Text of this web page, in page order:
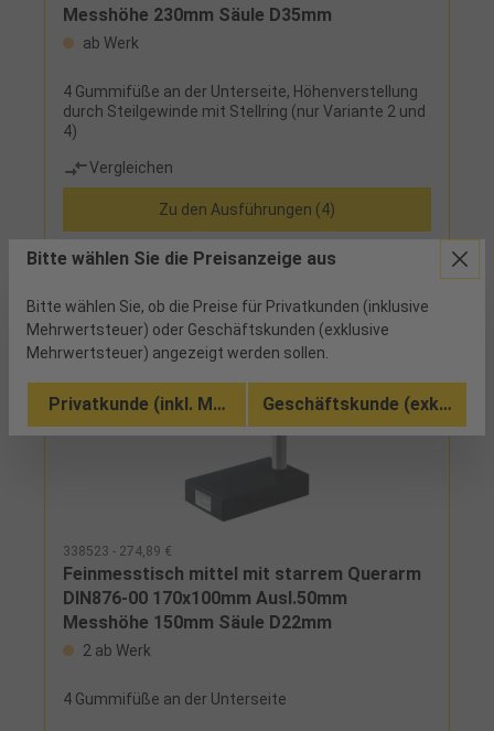
Messhöhe 230mm Säule D35mm
ab Werk
4 Gummifüße an der Unterseite, Höhenverstellung
durch Steilgewinde mit Stellring (nur Variante 2 und
4)
Vergleichen
Zu den Ausführungen (4)
338523 - 274,89 €
Feinmesstisch mittel mit starrem Querarm
DIN876-00 170x100mm Ausl.50mm
Messhöhe 150mm Säule D22mm
2 ab Werk
4 Gummifüße an der Unterseite
Bitte wählen Sie die Preisanzeige aus
Bitte wählen Sie, ob die Preise für Privatkunden (inklusive
Mehrwertsteuer) oder Geschäftskunden (exklusive
Mehrwertsteuer) angezeigt werden sollen.
Privatkunde (inkl. MwSt.) Geschäftskunde (exkl.